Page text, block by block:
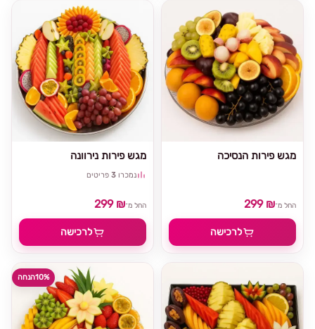
מגש פירות נירוונה
נמכרו 3 פריטים
החל מ־299 ₪
לרכישה
מגש פירות הנסיכה
החל מ־299 ₪
לרכישה
10%הנחה